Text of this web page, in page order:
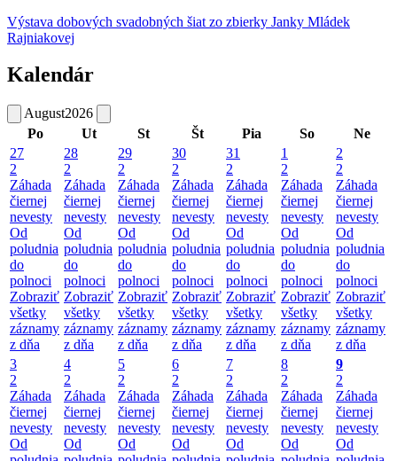
Výstava dobových svadobných šiat zo zbierky Janky Mládek
Rajniakovej
Kalendár
August2026
Po
Ut St Št Pia So
Ne
27
2
Záhada
čiernej
nevesty
Od
poludnia
do
polnoci
Zobraziť
všetky
záznamy
z dňa
28
2
Záhada
čiernej
nevesty
Od
poludnia
do
polnoci
Zobraziť
všetky
záznamy
z dňa
29
2
Záhada
čiernej
nevesty
Od
poludnia
do
polnoci
Zobraziť
všetky
záznamy
z dňa
30
2
Záhada
čiernej
nevesty
Od
poludnia
do
polnoci
Zobraziť
všetky
záznamy
z dňa
31
2
Záhada
čiernej
nevesty
Od
poludnia
do
polnoci
Zobraziť
všetky
záznamy
z dňa
1
2
Záhada
čiernej
nevesty
Od
poludnia
do
polnoci
Zobraziť
všetky
záznamy
z dňa
2
2
Záhada
čiernej
nevesty
Od
poludnia
do
polnoci
Zobraziť
všetky
záznamy
z dňa
3
2
Záhada
čiernej
nevesty
Od
4
2
Záhada
čiernej
nevesty
Od
5
2
Záhada
čiernej
nevesty
Od
6
2
Záhada
čiernej
nevesty
Od
7
2
Záhada
čiernej
nevesty
Od
8
2
Záhada
čiernej
nevesty
Od
9
2
Záhada
čiernej
nevesty
Od